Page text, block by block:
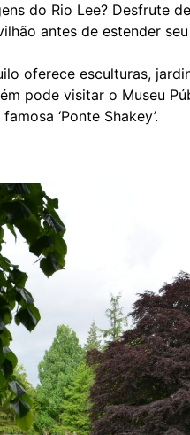
do Rio Lee? Desfrute
antes de estender
oferece esculturas,
pode visitar o Museu
‘Ponte Shakey’.